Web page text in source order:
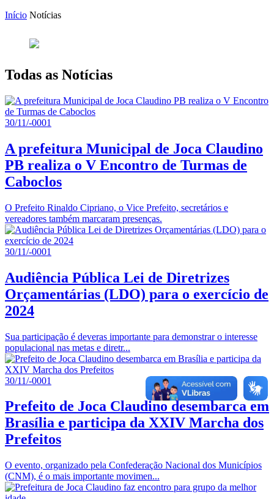
Início Notícias
Todas as Notícias
30/11/-0001
A prefeitura Municipal de Joca Claudino
PB realiza o V Encontro de Turmas de
Caboclos
O Prefeito Rinaldo Cipriano, o Vice Prefeito, secretários e
vereadores também marcaram presenças.
30/11/-0001
Audiência Pública Lei de Diretrizes
Orçamentárias (LDO) para o exercício de
2024
Sua participação é deveras importante para demonstrar o interesse
populacional nas metas e diretr...
30/11/-0001
Prefeito de Joca Claudino desembarca em
Brasília e participa da XXIV Marcha dos
Prefeitos
O evento, organizado pela Confederação Nacional dos Municípios
(CNM), é o mais importante movimen...